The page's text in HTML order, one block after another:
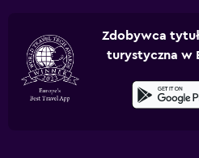
Zdobywca
turystyczna w